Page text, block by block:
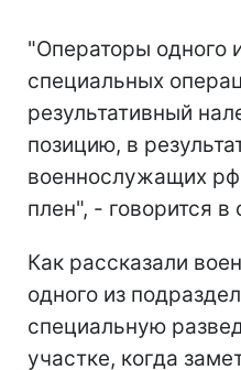
"Операторы одного
специальных
результативный
позицию, в
военнослужащих
плен", - говорится
Как рассказали
одного из
специальную
участке, когда